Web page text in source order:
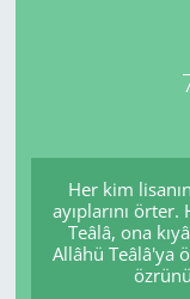
Her kim
ayıplarını
Teâlâ, ona
Allâhü Teâlâ'ya